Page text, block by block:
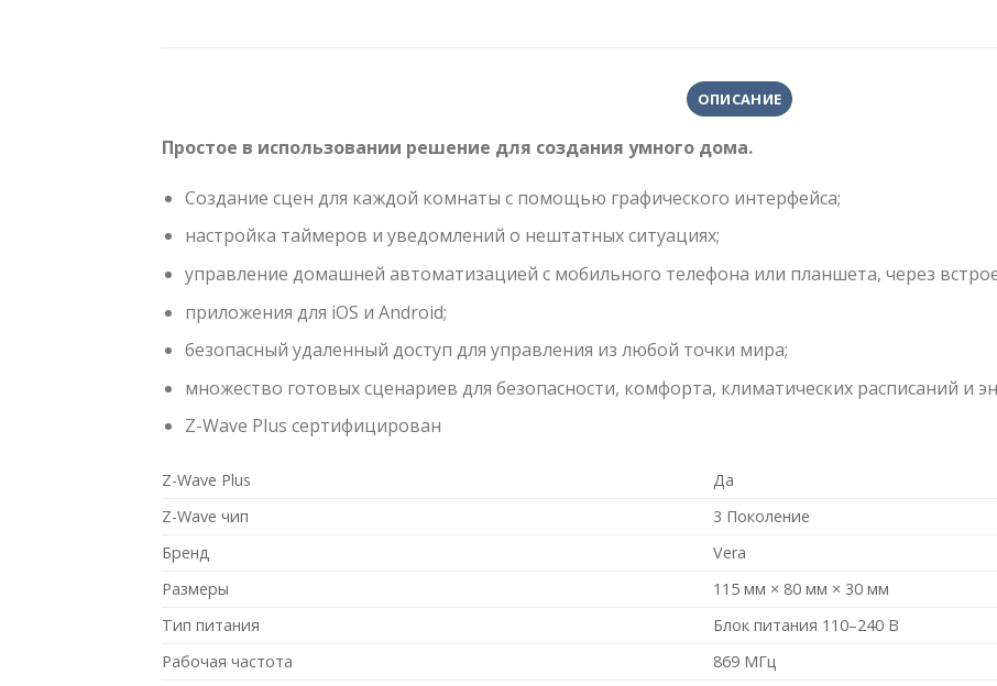
ОПИСАНИЕ
Простое в использовании решение для создания умного дома.
Создание сцен для каждой комнаты с помощью графического интерфейса;
настройка таймеров и уведомлений о нештатных ситуациях;
управление домашней автоматизацией с мобильного телефона или планшета, через
приложения для iOS и Android;
безопасный удаленный доступ для управления из любой точки мира;
множество готовых сценариев для безопасности, комфорта, климатических расписаний и
Z-Wave Plus сертифицирован
Z-Wave Plus
Да
Z-Wave чип
3 Поколение
Бренд
Vera
Размеры
115 мм × 80 мм × 30 мм
Тип питания
Блок питания 110–240 В
Рабочая частота
869 МГц